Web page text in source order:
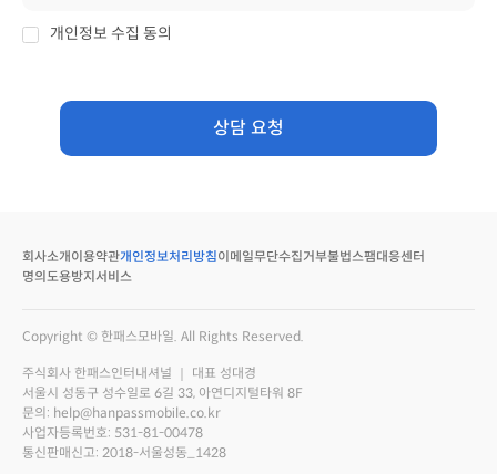
개인정보 수집 동의
상담 요청
회사소개 이용약관개인정보처리방침이메일무단수집거부불법스팸대응센터
명의도용방지서비스
Copyright © 한패스모바일. All Rights Reserved.
주식회사 한패스인터내셔널 ｜ 대표 성대경
서울시 성동구 성수일로 6길 33, 아연디지털타워 8F
문의: help@hanpassmobile.co.kr
사업자등록번호: 531-81-00478
통신판매신고: 2018-서울성동_1428